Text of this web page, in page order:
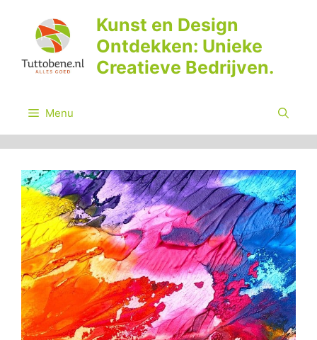
inhoud
Kunst en Design
Ontdekken: Unieke
Creatieve Bedrijven.
Menu